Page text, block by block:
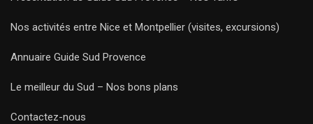
Nos activités entre Nice et Montpellier (visites, excursions)
Annuaire Guide Sud Provence
Le meilleur du Sud – Nos bons plans
Contactez-nous